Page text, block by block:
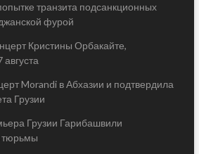
транзита подсанкционных
фурой
Кристины Орбакайте,
Morandi в Абхазии и подтвердила
Грузии
Грузии Гарибашвили
тюрьмы